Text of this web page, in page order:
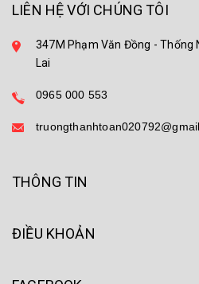
LIÊN HỆ VỚI CHÚNG TÔI
347M Phạm Văn Đồng - Thống
Lai
0965 000 553
THÔNG TIN
ĐIỀU KHOẢN